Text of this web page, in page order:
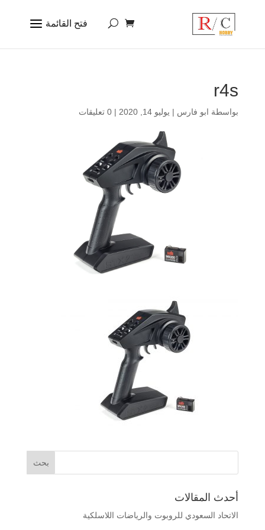
r4s
بواسطة ابو فارس | يوليو 14, 2020 | 0 تعليقات
أحدث المقالات
الاتحاد السعودي للروبوت والرياضات اللاسلكية